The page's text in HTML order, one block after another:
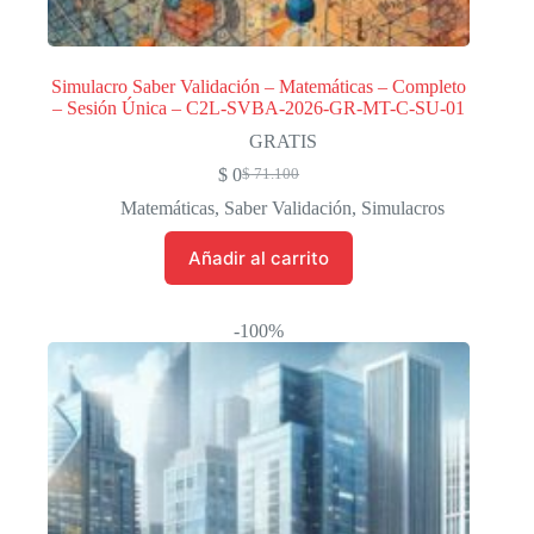
Simulacro Saber Validación – Matemáticas – Completo
– Sesión Única – C2L-SVBA-2026-GR-MT-C-SU-01
GRATIS
$71.100
El
precio
era:
$ 71.100.
$ 0
El
precio
es:
$ 0.
Matemáticas, Saber Validación, Simulacros
Añadir al carrito
-100%